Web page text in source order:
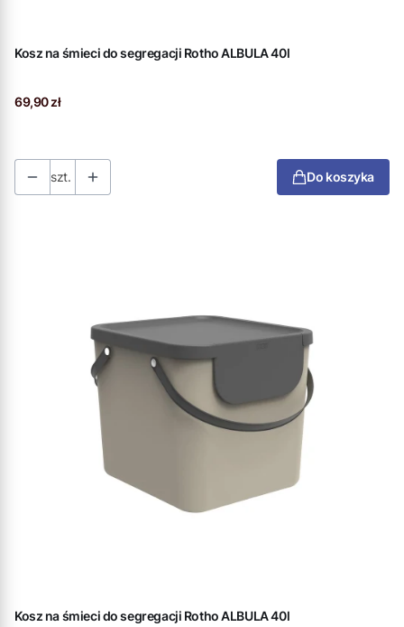
Kosz na śmieci do segregacji Rotho ALBULA 40l
Cena
69,90 zł
szt. Do koszyka
Kosz na śmieci do segregacji Rotho ALBULA 40l